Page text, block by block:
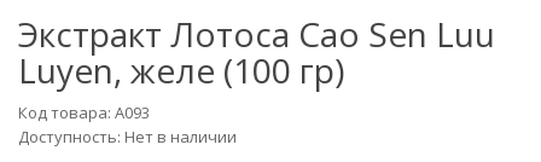
Экстракт Лотоса Cao Sen Luu
Luyen, желе (100 гр)
Код товара: A093
Доступность: Нет в наличии